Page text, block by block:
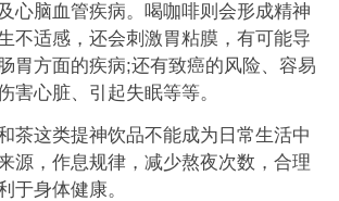
心脑血管疾病。喝咖啡则会形成精神
不适感，还会刺激胃粘膜，有可能导
胃方面的疾病;还有致癌的风险、容易
害心脏、引起失眠等等。
这类提神饮品不能成为日常生活中
源，作息规律，减少熬夜次数，合理
于身体健康。